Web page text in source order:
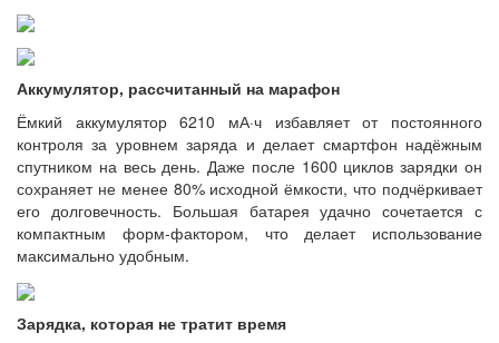
Аккумулятор, рассчитанный на марафон
Ёмкий аккумулятор 6210 мА·ч избавляет от постоянного
контроля за уровнем заряда и делает смартфон надёжным
спутником на весь день. Даже после 1600 циклов зарядки он
сохраняет не менее 80% исходной ёмкости, что подчёркивает
его долговечность. Большая батарея удачно сочетается с
компактным форм-фактором, что делает использование
максимально удобным.
Зарядка, которая не тратит время